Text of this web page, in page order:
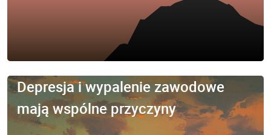
Depresja i wypalenie zawodowe
mają wspólne przyczyny